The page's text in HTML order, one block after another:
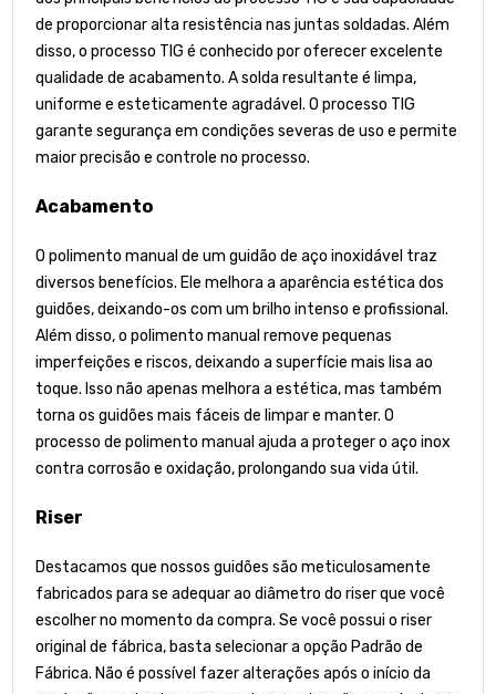
de proporcionar alta resistência nas juntas soldadas. Além
disso, o processo TIG é conhecido por oferecer excelente
qualidade de acabamento. A solda resultante é limpa,
uniforme e esteticamente agradável. O processo TIG
garante segurança em condições severas de uso e permite
maior precisão e controle no processo.
Acabamento
O polimento manual de um guidão de aço inoxidável traz
diversos benefícios. Ele melhora a aparência estética dos
guidões, deixando-os com um brilho intenso e profissional.
Além disso, o polimento manual remove pequenas
imperfeições e riscos, deixando a superfície mais lisa ao
toque. Isso não apenas melhora a estética, mas também
torna os guidões mais fáceis de limpar e manter. O
processo de polimento manual ajuda a proteger o aço inox
contra corrosão e oxidação, prolongando sua vida útil.
Riser
Destacamos que nossos guidões são meticulosamente
fabricados para se adequar ao diâmetro do riser que você
escolher no momento da compra. Se você possui o riser
original de fábrica, basta selecionar a opção Padrão de
Fábrica. Não é possível fazer alterações após o início da